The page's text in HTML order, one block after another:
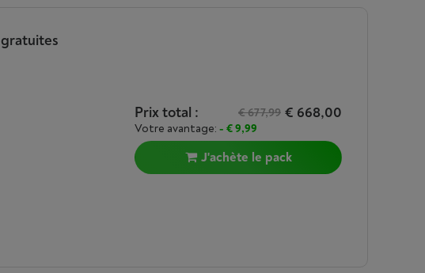
Prix total : € 677,99 € 668,00
Votre avantage: - € 9,99
J'achète le pack